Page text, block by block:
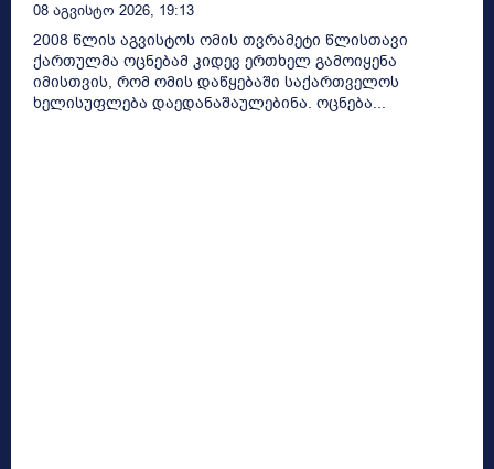
08 Აგვისტო 2026, 19:13
2008 წლის აგვისტოს ომის თვრამეტი წლისთავი
ქართულმა ოცნებამ კიდევ ერთხელ გამოიყენა
იმისთვის, რომ ომის დაწყებაში საქართველოს
ხელისუფლება დაედანაშაულებინა. ოცნება...